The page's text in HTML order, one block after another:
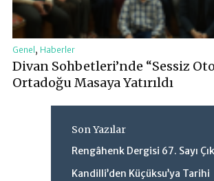
Genel , Haberler
Divan Sohbetleri’nde “Sessiz
Ortadoğu Masaya Yatırıldı
Son Yazılar
Rengâhenk Dergisi 67. Sayı
Kandilli’den Küçüksu’ya Tarihi